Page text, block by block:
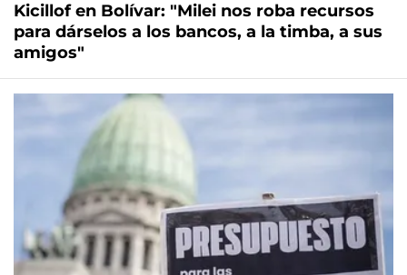
Kicillof en Bolívar: "Milei nos roba recursos
para dárselos a los bancos, a la timba, a sus
amigos"